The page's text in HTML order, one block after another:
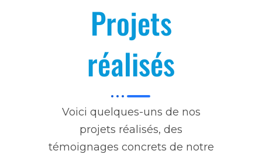
Projets
réalisés
Voici quelques-uns de nos
projets réalisés, des
témoignages concrets de notre